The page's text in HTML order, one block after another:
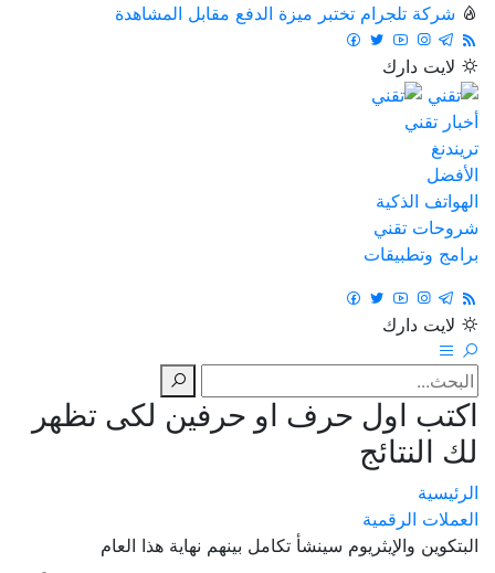
شركة تلجرام تختبر ميزة الدفع مقابل المشاهدة
لايت دارك
أخبار تقني
تريندنغ
الأفضل
الهواتف الذكية
شروحات تقني
برامج وتطبيقات
لايت دارك
اكتب اول حرف او حرفين لكى تظهر
لك النتائج
الرئيسية
العملات الرقمية
البتكوين والإيثريوم سينشأ تكامل بينهم نهاية هذا العام